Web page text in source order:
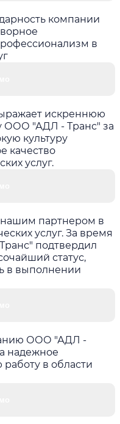
компании
в
искреннюю
ООО "АДЛ - Транс" за
культуру
качество
услуг.
партнером в
услуг. За время
подтвердил
статус,
в выполнении
ООО "АДЛ -
надежное
в области